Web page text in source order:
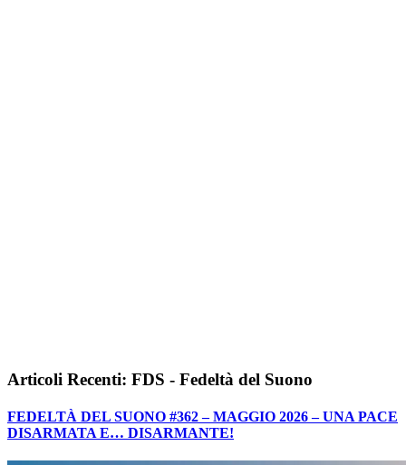
Articoli Recenti: FDS - Fedeltà del Suono
FEDELTÀ DEL SUONO #362 – MAGGIO 2026 – UNA PACE
DISARMATA E… DISARMANTE!